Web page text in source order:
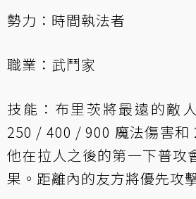
勢力：時間執法者
職業：武鬥家
技能：布里茨將最遠的敵
250 / 400 / 900 魔法傷害和
他在拉人之後的第一下普攻
果。距離內的友方將優先攻